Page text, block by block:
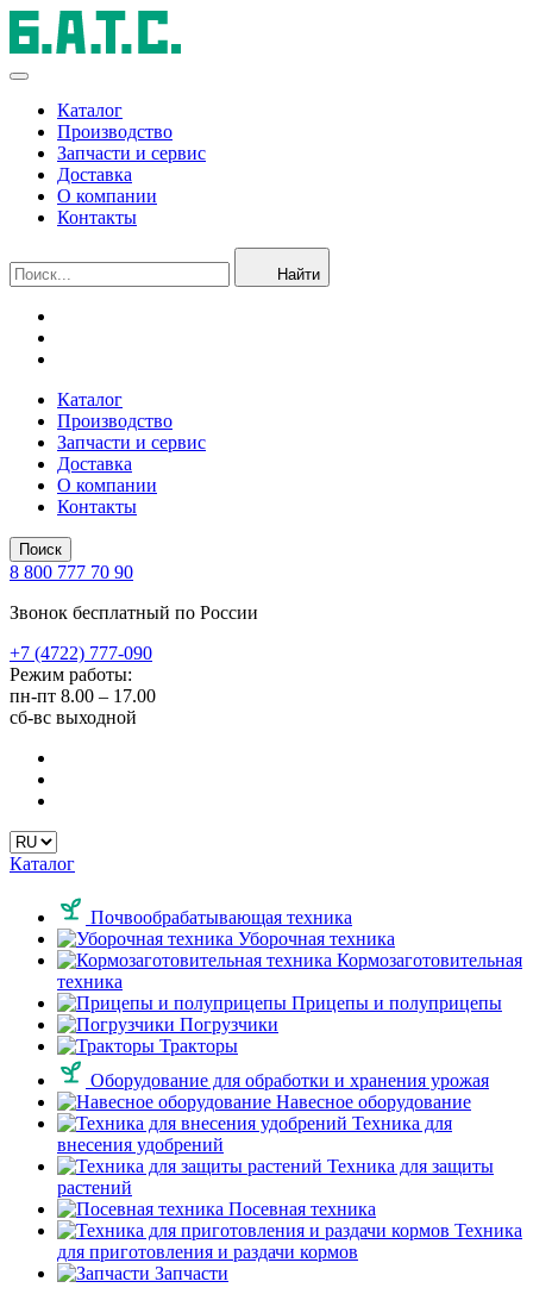
Каталог
Производство
Запчасти и сервис
Доставка
О компании
Контакты
Найти
Каталог
Производство
Запчасти и сервис
Доставка
О компании
Контакты
Поиск
8 800 777 70 90
Звонок бесплатный по России
+7 (4722) 777-090
Режим работы:
пн-пт 8.00 – 17.00
сб-вс выходной
Каталог
Почвообрабатывающая техника
Уборочная техника
Кормозаготовительная
техника
Прицепы и полуприцепы
Погрузчики
Тракторы
Оборудование для обработки и хранения урожая
Навесное оборудование
Техника для
внесения удобрений
Техника для защиты
растений
Посевная техника
Техника
для приготовления и раздачи кормов
Запчасти